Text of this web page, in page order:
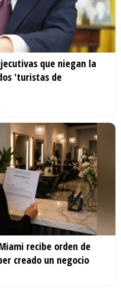
que niegan la
'turistas de
recibe orden de
creado un negocio